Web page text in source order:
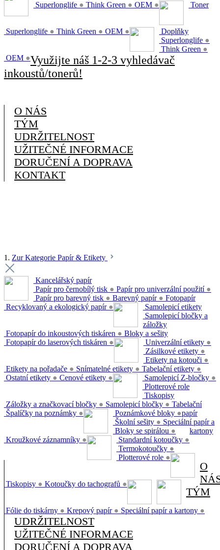
Superlonglife ● Think Green ● OEM ● Toner
Superlonglife ● Think Green ● OEM ●
Doplňky
Superlonglife ●
Think Green ●
OEM ●Využijte náš 1-2-3 vyhledávač
inkoustů/tonerů!
O NÁS
TÝM
UDRŽITELNOST
UŽITEČNÉ INFORMACE
DORUČENÍ A DOPRAVA
KONTAKT
1. Zur Kategorie Papír & Etikety
Kancelářský papír
Papír pro černobílý tisk ● Papír pro univerzální použití ●
Papír pro barevný tisk ● Barevný papír ●
Recyklovaný a ekologický papír ●
Fotopapír
Fotopapír do inkoustových tiskáren ●
Fotopapír do laserových tiskáren ●
Samolepicí etikety
Univerzální etikety ●
Zásilkové etikety ●
Etikety na kotouči ●
Etikety na pořadače ● Snímatelné etikety ● Tabelační etikety ●
Ostatní etikety ● Cenové etikety ●
Samolepicí bločky a
záložky
Samolepicí Z-bločky ●
Záložky a značkovací bločky ● Samolepicí bločky ●
Špalíčky na poznámky ●
Bloky a sešity
Poznámkové bloky ●
Školní sešity ●
Bloky se spirálou ●
Kroužkové záznamníky ●
Plotterové role
Standardní kotoučky ●
Termokotoučky ●
Plotterové role ●
Tiskopisy
Tiskopisy ● Kotoučky do tachografů ●
Tabelační
papír
Speciální papír a
kartony
Fólie do tiskárny ● Krepový papír ● Speciální papír a kartony ●
O
TÝM
UDRŽITELNOST
UŽITEČNÉ INFORMACE
DORUČENÍ A DOPRAVA